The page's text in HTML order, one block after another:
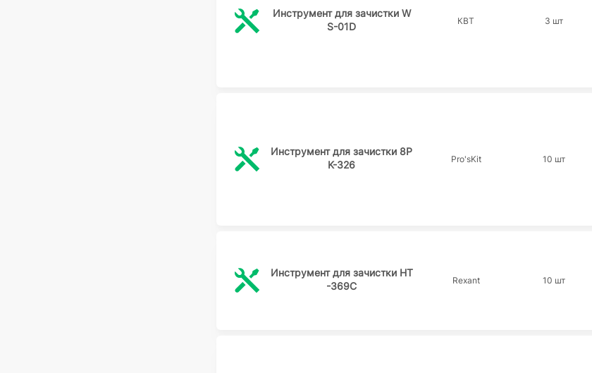
Инструмент для зачистки W
S-01D
КВТ 3 шт
Инструмент для зачистки 8P
K-326
Pro'sKit 10 шт
Инструмент для зачистки HT
-369C
Rexant 10 шт